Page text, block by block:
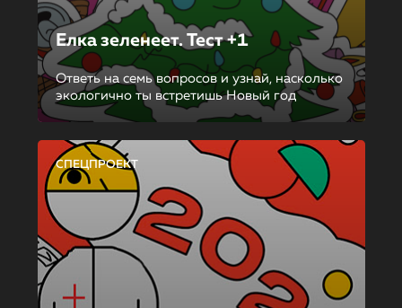
Елка зеленеет. Тест +1
Ответь на семь вопросов и узнай, насколько
экологично ты встретишь Новый год
СПЕЦПРОЕКТ